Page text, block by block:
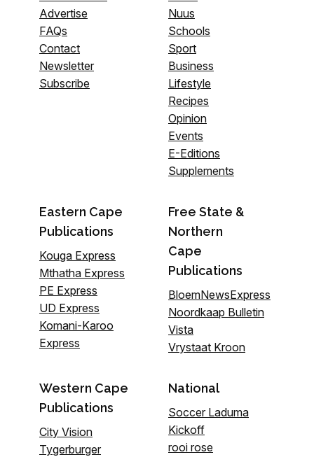
Advertise
FAQs
Contact
Newsletter
Subscribe
Nuus
Schools
Sport
Business
Lifestyle
Recipes
Opinion
Events
E-Editions
Supplements
Eastern Cape
Publications
Kouga Express
Mthatha Express
PE Express
UD Express
Komani-Karoo
Express
Free State &
Northern
Cape
Publications
BloemNewsExpress
Noordkaap Bulletin
Vista
Vrystaat Kroon
Western Cape
Publications
City Vision
Tygerburger
National
Soccer Laduma
Kickoff
rooi rose